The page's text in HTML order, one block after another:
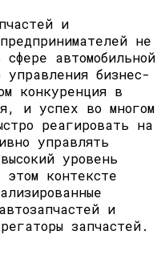
Как Придать
Внешний Вид
и
не
автомобильной
бизнес-
конкуренция в
и успех во многом
реагировать на
управлять
уровень
контексте
и
запчастей.